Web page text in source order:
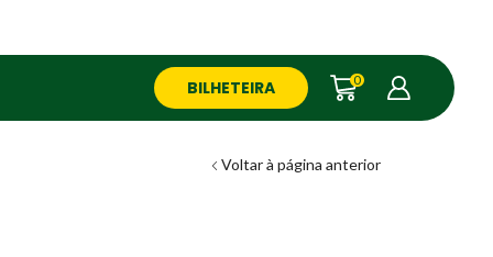
BILHETEIRA 0
Voltar à página anterior